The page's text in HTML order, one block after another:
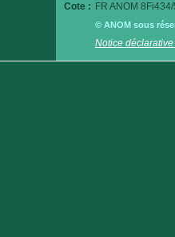
Cote : FR ANOM
© ANOM sous
Notice